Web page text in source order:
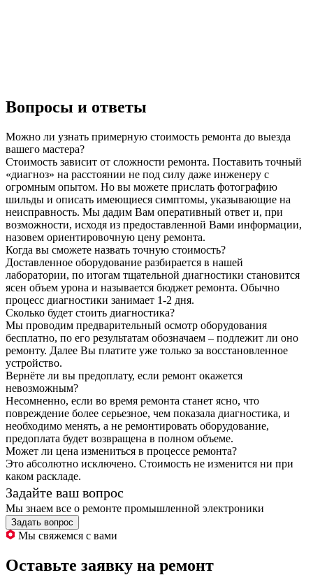
Вопросы и ответы
Можно ли узнать примерную стоимость ремонта до выезда
вашего мастера?
Стоимость зависит от сложности ремонта. Поставить точный
«диагноз» на расстоянии не под силу даже инженеру с
огромным опытом. Но вы можете прислать фотографию
шильды и описать имеющиеся симптомы, указывающие на
неисправность. Мы дадим Вам оперативный ответ и, при
возможности, исходя из предоставленной Вами информации,
назовем ориентировочную цену ремонта.
Когда вы сможете назвать точную стоимость?
Доставленное оборудование разбирается в нашей
лаборатории, по итогам тщательной диагностики становится
ясен объем урона и называется бюджет ремонта. Обычно
процесс диагностики занимает 1-2 дня.
Сколько будет стоить диагностика?
Мы проводим предварительный осмотр оборудования
бесплатно, по его результатам обозначаем – подлежит ли оно
ремонту. Далее Вы платите уже только за восстановленное
устройство.
Вернёте ли вы предоплату, если ремонт окажется
невозможным?
Несомненно, если во время ремонта станет ясно, что
повреждение более серьезное, чем показала диагностика, и
необходимо менять, а не ремонтировать оборудование,
предоплата будет возвращена в полном объеме.
Может ли цена измениться в процессе ремонта?
Это абсолютно исключено. Стоимость не изменится ни при
каком раскладе.
Задайте ваш вопрос
Мы знаем все о ремонте промышленной электроники
Задать вопрос
Мы свяжемся с вами
Оставьте заявку на ремонт